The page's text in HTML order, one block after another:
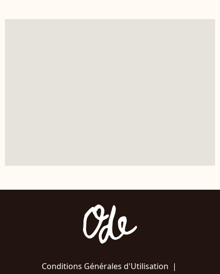
Conditions Générales d'Utilisation |